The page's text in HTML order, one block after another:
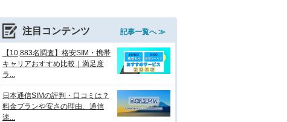
注目コンテンツ 記事一覧へ ≫
【10,883名調査】格安SIM・携帯
キャリアおすすめ比較｜満足度
ラ...
日本通信SIMの評判・口コミは？
料金プランや安さの理由、通信
速...